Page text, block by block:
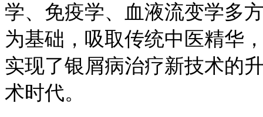
学、免疫学、血液流变学多
为基础，吸取传统中医精华
实现了银屑病治疗新技术的
术时代。